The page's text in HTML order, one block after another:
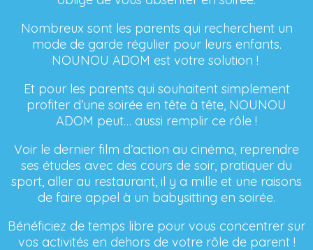
Nombreux sont les parents qui recherchent un
mode de garde régulier pour leurs enfants.
NOUNOU ADOM est votre solution !
Et pour les parents qui souhaitent simplement
profiter d’une soirée en tête à tête, NOUNOU
ADOM peut… aussi remplir ce rôle !
Voir le dernier film d’action au cinéma, reprendre
ses études avec des cours de soir, pratiquer du
sport, aller au restaurant, il y a mille et une raisons
de faire appel à un babysitting en soirée.
Bénéficiez de temps libre pour vous concentrer sur
vos activités en dehors de votre rôle de parent !